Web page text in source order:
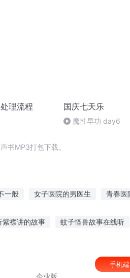
理流程 国庆七天乐
魔性早功 day6
书MP3打包下载。
一般 女子医院的男医生 青春医
紫襟讲的故事 蚊子怪兽故事在线听
企业版
手机端